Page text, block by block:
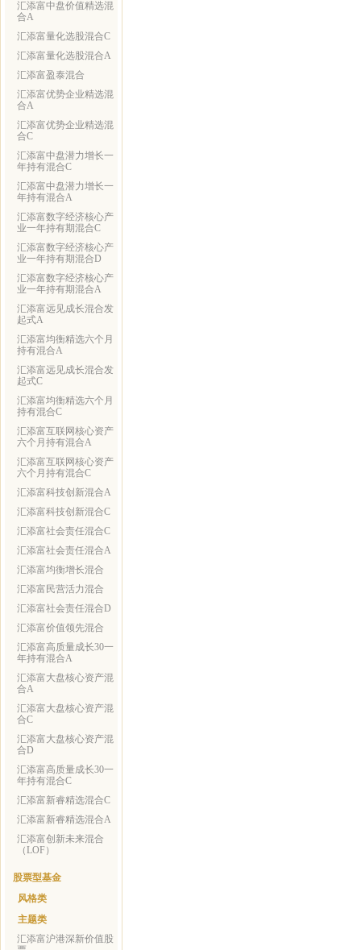
汇添富中盘价值精选混
合A
汇添富量化选股混合C
汇添富量化选股混合A
汇添富盈泰混合
汇添富优势企业精选混
合A
汇添富优势企业精选混
合C
汇添富中盘潜力增长一
年持有混合C
汇添富中盘潜力增长一
年持有混合A
汇添富数字经济核心产
业一年持有期混合C
汇添富数字经济核心产
业一年持有期混合D
汇添富数字经济核心产
业一年持有期混合A
汇添富远见成长混合发
起式A
汇添富均衡精选六个月
持有混合A
汇添富远见成长混合发
起式C
汇添富均衡精选六个月
持有混合C
汇添富互联网核心资产
六个月持有混合A
汇添富互联网核心资产
六个月持有混合C
汇添富科技创新混合A
汇添富科技创新混合C
汇添富社会责任混合C
汇添富社会责任混合A
汇添富均衡增长混合
汇添富民营活力混合
汇添富社会责任混合D
汇添富价值领先混合
汇添富高质量成长30一
年持有混合A
汇添富大盘核心资产混
合A
汇添富大盘核心资产混
合C
汇添富大盘核心资产混
合D
汇添富高质量成长30一
年持有混合C
汇添富新睿精选混合C
汇添富新睿精选混合A
汇添富创新未来混合
（LOF）
股票型基金
风格类
主题类
汇添富沪港深新价值股